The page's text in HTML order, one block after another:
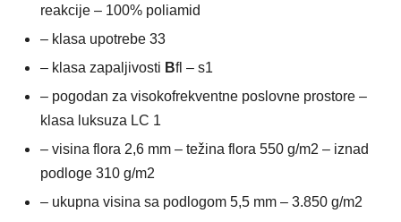
reakcije – 100% poliamid
– klasa upotrebe 33
– klasa zapaljivosti Bfl – s1
– pogodan za visokofrekventne poslovne prostore –
klasa luksuza LC 1
– visina flora 2,6 mm – težina flora 550 g/m2 – iznad
podloge 310 g/m2
– ukupna visina sa podlogom 5,5 mm – 3.850 g/m2